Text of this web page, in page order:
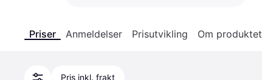
Priser Anmeldelser Prisutvikling Om produktet
Pris inkl. frakt